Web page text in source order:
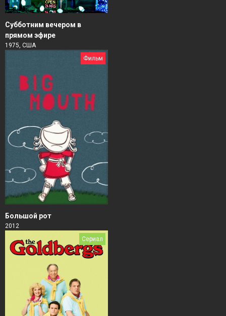
Субботним вечером в
прямом эфире
1975, США
Фильм
Большой рот
2012
Сериал